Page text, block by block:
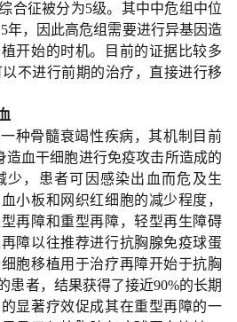
合征被分为5级。其中中危组中位
年，因此高危组需要进行异基因造
开始的时机。目前的证据比较多
不进行前期的治疗，直接进行移
种骨髓衰竭性疾病，其机制目前
造血干细胞进行免疫攻击所造成的
少，患者可因感染出血而危及生
小板和网织红细胞的减少程度，
再障和重型再障，轻型再生障碍
障以往推荐进行抗胸腺免疫球蛋
胞移植用于治疗再障开始于抗胸
患者，结果获得了接近90%的长期
显著疗效促成其在重型再障的一